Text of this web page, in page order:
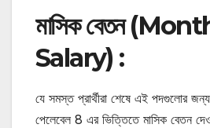
মাসিক বেতন
Salary) :
যে সমস্ত প্রার্থীরা শেষে এই পদগুলোর
পেলেবেল 8 এর ভিত্তিতে মাসিক বেতন